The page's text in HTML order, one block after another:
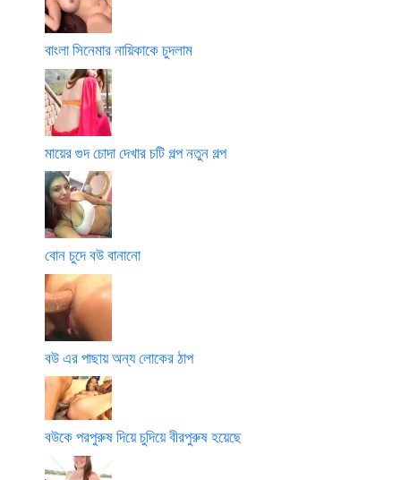
বাংলা সিনেমার নায়িকাকে চুদলাম
মায়ের গুদ চোদা দেখার চটি গল্প নতুন গল্প
বোন চুদে বউ বানানো
বউ এর পাছায় অন্য লোকের ঠাপ
বউকে পরপুরুষ দিয়ে চুদিয়ে বীরপুরুষ হয়েছে